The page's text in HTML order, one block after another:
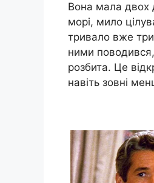
Вона мала двох
морі, мило
тривало вже три
ними поводився,
розбита. Це
навіть зовні